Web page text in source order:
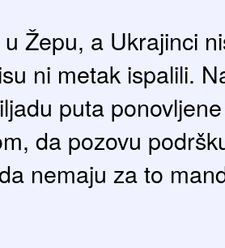
Žepu, a Ukrajinci
ni metak ispalili.
puta
da pozovu
nemaju za to